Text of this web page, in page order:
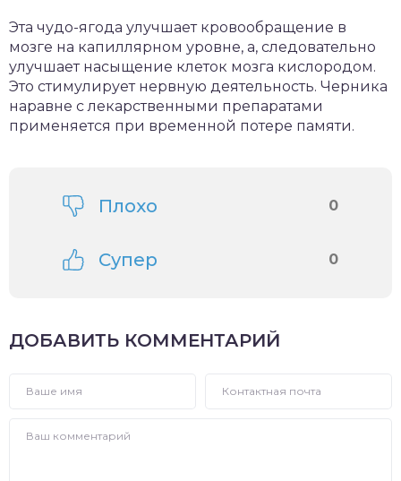
Эта чудо-ягода улучшает кровообращение в
мозге на капиллярном уровне, а, следовательно
улучшает насыщение клеток мозга кислородом.
Это стимулирует нервную деятельность. Черника
наравне с лекарственными препаратами
применяется при временной потере памяти.
Плохо 0
Супер 0
ДОБАВИТЬ КОММЕНТАРИЙ